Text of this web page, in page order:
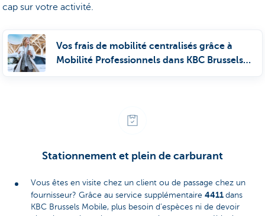
cap sur votre activité.
Vos frais de mobilité centralisés grâce à
Mobilité Professionnels dans KBC Brussels
Stationnement et plein de carburant
Vous êtes en visite chez un client ou de passage chez un
fournisseur? Grâce au service supplémentaire 4411 dans
KBC Brussels Mobile, plus besoin d’espèces ni de devoir